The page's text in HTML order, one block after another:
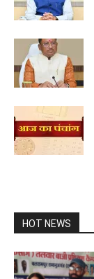
HOT NEWS